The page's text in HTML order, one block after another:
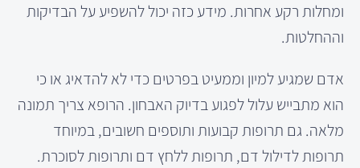
ומחלות רקע אחרות. מידע כזה יכול להשפיע על הבדיקות
וההחלטות.
אדם שמגיע למיון וממעיט בפרטים כדי לא להדאיג או כי
הוא מתבייש עלול לפגוע בדיוק האבחון. הרופא צריך תמונה
מלאה. גם תרופות קבועות ותוספים חשובים, במיוחד
תרופות לדילול דם, תרופות ללחץ דם ותרופות לסוכרת.